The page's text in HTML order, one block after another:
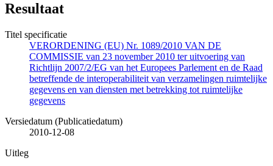
Resultaat
Titel specificatie
VERORDENING (EU) Nr. 1089/2010 VAN DE
COMMISSIE van 23 november 2010 ter uitvoering van
Richtlijn 2007/2/EG van het Europees Parlement en de Raad
betreffende de interoperabiliteit van verzamelingen ruimtelijke
gegevens en van diensten met betrekking tot ruimtelijke
gegevens
Versiedatum (Publicatiedatum)
2010-12-08
Uitleg